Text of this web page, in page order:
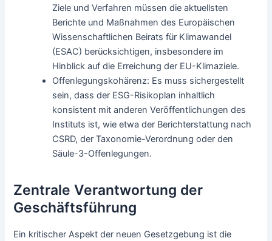
Ziele und Verfahren müssen die aktuellsten
Berichte und Maßnahmen des Europäischen
Wissenschaftlichen Beirats für Klimawandel
(ESAC) berücksichtigen, insbesondere im
Hinblick auf die Erreichung der EU-Klimaziele.
Offenlegungskohärenz: Es muss sichergestellt
sein, dass der ESG-Risikoplan inhaltlich
konsistent mit anderen Veröffentlichungen des
Instituts ist, wie etwa der Berichterstattung nach
CSRD, der Taxonomie-Verordnung oder den
Säule-3-Offenlegungen.
Zentrale Verantwortung der
Geschäftsführung
Ein kritischer Aspekt der neuen Gesetzgebung ist die